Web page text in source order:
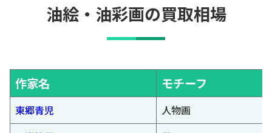
油絵・油彩画の買取相場
作家名 モチーフ
東郷青児
人物画